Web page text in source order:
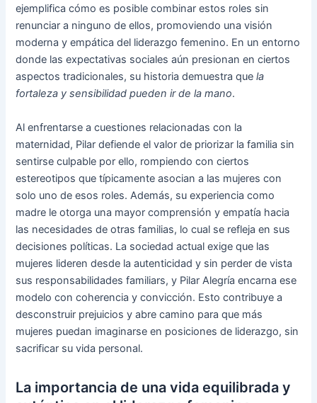
ejemplifica cómo es posible combinar estos roles sin
renunciar a ninguno de ellos, promoviendo una visión
moderna y empática del liderazgo femenino. En un entorno
donde las expectativas sociales aún presionan en ciertos
aspectos tradicionales, su historia demuestra quela
fortaleza y sensibilidad pueden ir de la mano.
Al enfrentarse a cuestiones relacionadas con la
maternidad, Pilar defiende el valor de priorizar la familia sin
sentirse culpable por ello, rompiendo con ciertos
estereotipos que típicamente asocian a las mujeres con
solo uno de esos roles. Además, su experiencia como
madre le otorga una mayor comprensión y empatía hacia
las necesidades de otras familias, lo cual se refleja en sus
decisiones políticas. La sociedad actual exige que las
mujeres lideren desde la autenticidad y sin perder de vista
sus responsabilidades familiars, y Pilar Alegría encarna ese
modelo con coherencia y convicción. Esto contribuye a
desconstruir prejuicios y abre camino para que más
mujeres puedan imaginarse en posiciones de liderazgo, sin
sacrificar su vida personal.
La importancia de una vida equilibrada y